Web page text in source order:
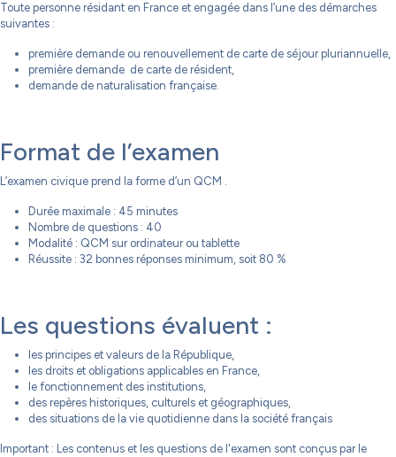
Toute personne résidant en France et engagée dans l’une des démarches
suivantes :
première demande ou renouvellement de carte de séjour pluriannuelle,
première demande de carte de résident,
demande de naturalisation française.
Format de l’examen
L’examen civique prend la forme d’un QCM .
Durée maximale : 45 minutes
Nombre de questions : 40
Modalité : QCM sur ordinateur ou tablette
Réussite : 32 bonnes réponses minimum, soit 80 %
Les questions évaluent :
les principes et valeurs de la République,
les droits et obligations applicables en France,
le fonctionnement des institutions,
des repères historiques, culturels et géographiques,
des situations de la vie quotidienne dans la société français
Important : Les contenus et les questions de l'examen sont conçus par le